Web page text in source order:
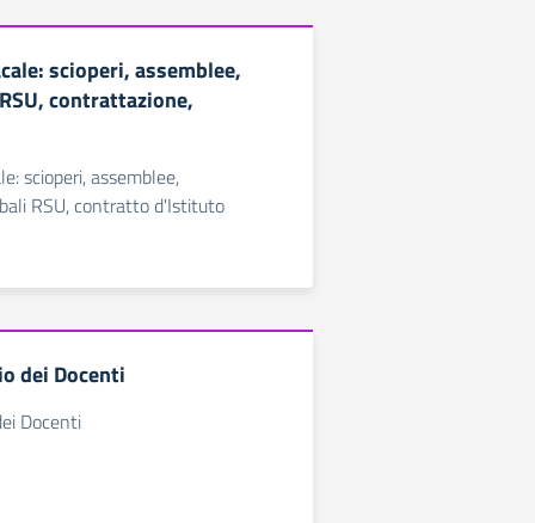
scioperi, assemblee,
contrattazione,
scioperi, assemblee,
RSU, contratto d'Istituto
dei Docenti
Docenti